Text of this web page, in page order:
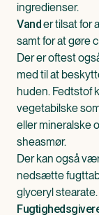
ingredienser.
Vander tilsat for
samt for at gøre
Der er oftest
med til at
huden. Fedtstof
vegetabilske
eller mineralske
sheasmør.
Der kan også
nedsætte
glyceryl stearate.